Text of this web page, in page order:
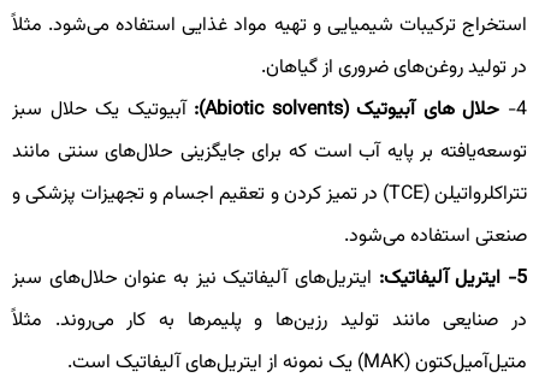
استخراج ترکیبات شیمیایی و تهیه مواد غذایی استفاده می‌شود. مثلاً
در تولید روغن‌های ضروری از گیاهان.
حلال های آبیوتیک(Abiotic solvents)
:آبیوتیک یک حلال سبز
توسعه‌یافته بر پایه آب است که برای جایگزینی حلال‌های سنتی مانند
تتراکلرواتیلن (TCE) در تمیز کردن و تعقیم اجسام و تجهیزات پزشکی و
صنعتی استفاده می‌شود.
ایتریل آلیفاتیک:ایتریل‌های آلیفاتیک نیز به عنوان حلال‌های سبز
در صنایعی مانند تولید رزین‌ها و پلیمرها به کار می‌روند. مثلاً
متیل‌آمیل‌کتون (MAK) یک نمونه از ایتریل‌های آلیفاتیک است.